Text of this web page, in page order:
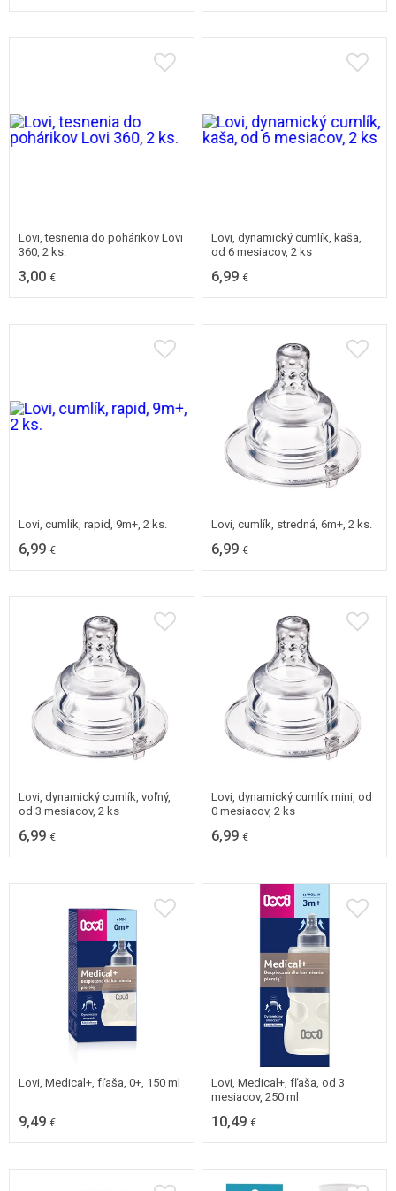
Lovi, tesnenia do pohárikov Lovi
360, 2 ks.
3,00 €
Lovi, dynamický cumlík, kaša,
od 6 mesiacov, 2 ks
6,99 €
Lovi, cumlík, rapid, 9m+, 2 ks.
6,99 €
Lovi, cumlík, stredná, 6m+, 2 ks.
6,99 €
Lovi, dynamický cumlík, voľný,
od 3 mesiacov, 2 ks
6,99 €
Lovi, dynamický cumlík mini, od
0 mesiacov, 2 ks
6,99 €
Lovi, Medical+, fľaša, 0+, 150 ml
9,49 €
Lovi, Medical+, fľaša, od 3
mesiacov, 250 ml
10,49 €